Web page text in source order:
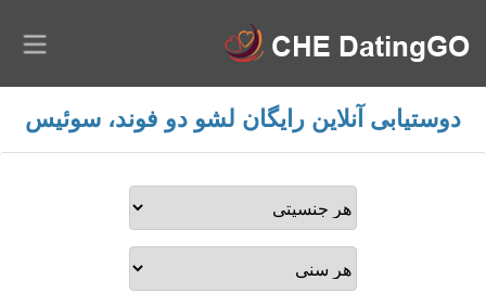
دوستیابی آنلاین رایگان لشو دو فوند، سوئیس